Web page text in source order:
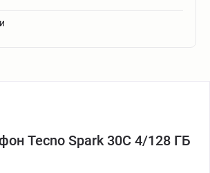
Tecno Spark 30C 4/128 ГБ